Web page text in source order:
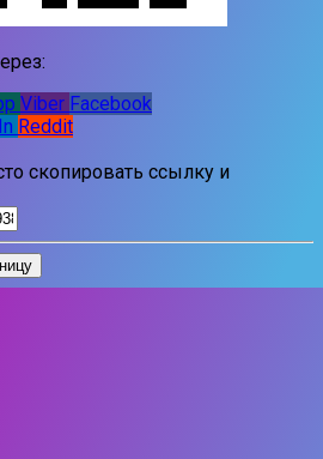
Viber Facebook
Reddit
скопировать ссылку и